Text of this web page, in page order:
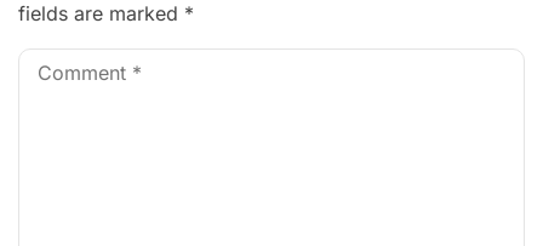
fields are marked *